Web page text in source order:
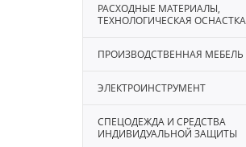
РАСХОДНЫЕ МАТЕРИАЛЫ,
ТЕХНОЛОГИЧЕСКАЯ ОСНАСТКА
ПРОИЗВОДСТВЕННАЯ МЕБЕЛЬ
ЭЛЕКТРОИНСТРУМЕНТ
СПЕЦОДЕЖДА И СРЕДСТВА
ИНДИВИДУАЛЬНОЙ ЗАЩИТЫ